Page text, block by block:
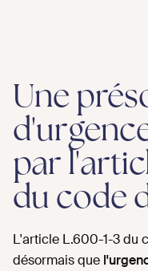
Une
par
du code
L'article L.600-1-3 du
désormais que